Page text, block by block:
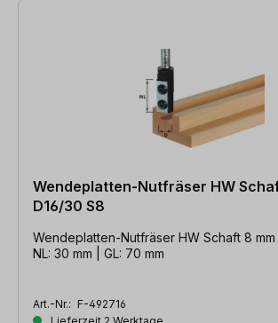
Wendeplatten-Nutfräser HW
D16/30 S8
Wendeplatten-Nutfräser HW Schaft 8 mm |
NL: 30 mm | GL: 70 mm
Art.-Nr.: F-492716